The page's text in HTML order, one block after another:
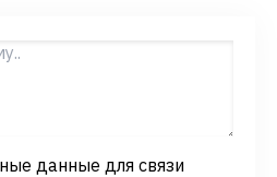
данные для связи